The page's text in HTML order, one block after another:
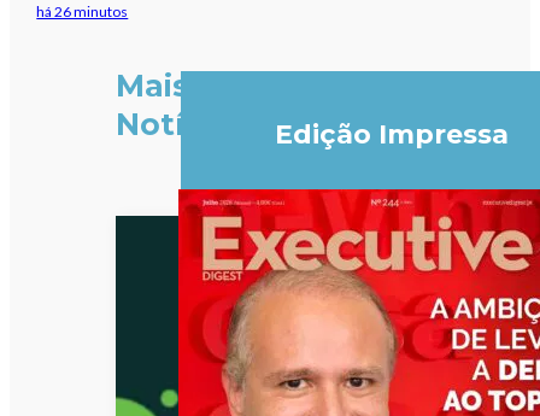
há 26 minutos
Mais
Notícias
Edição Impressa